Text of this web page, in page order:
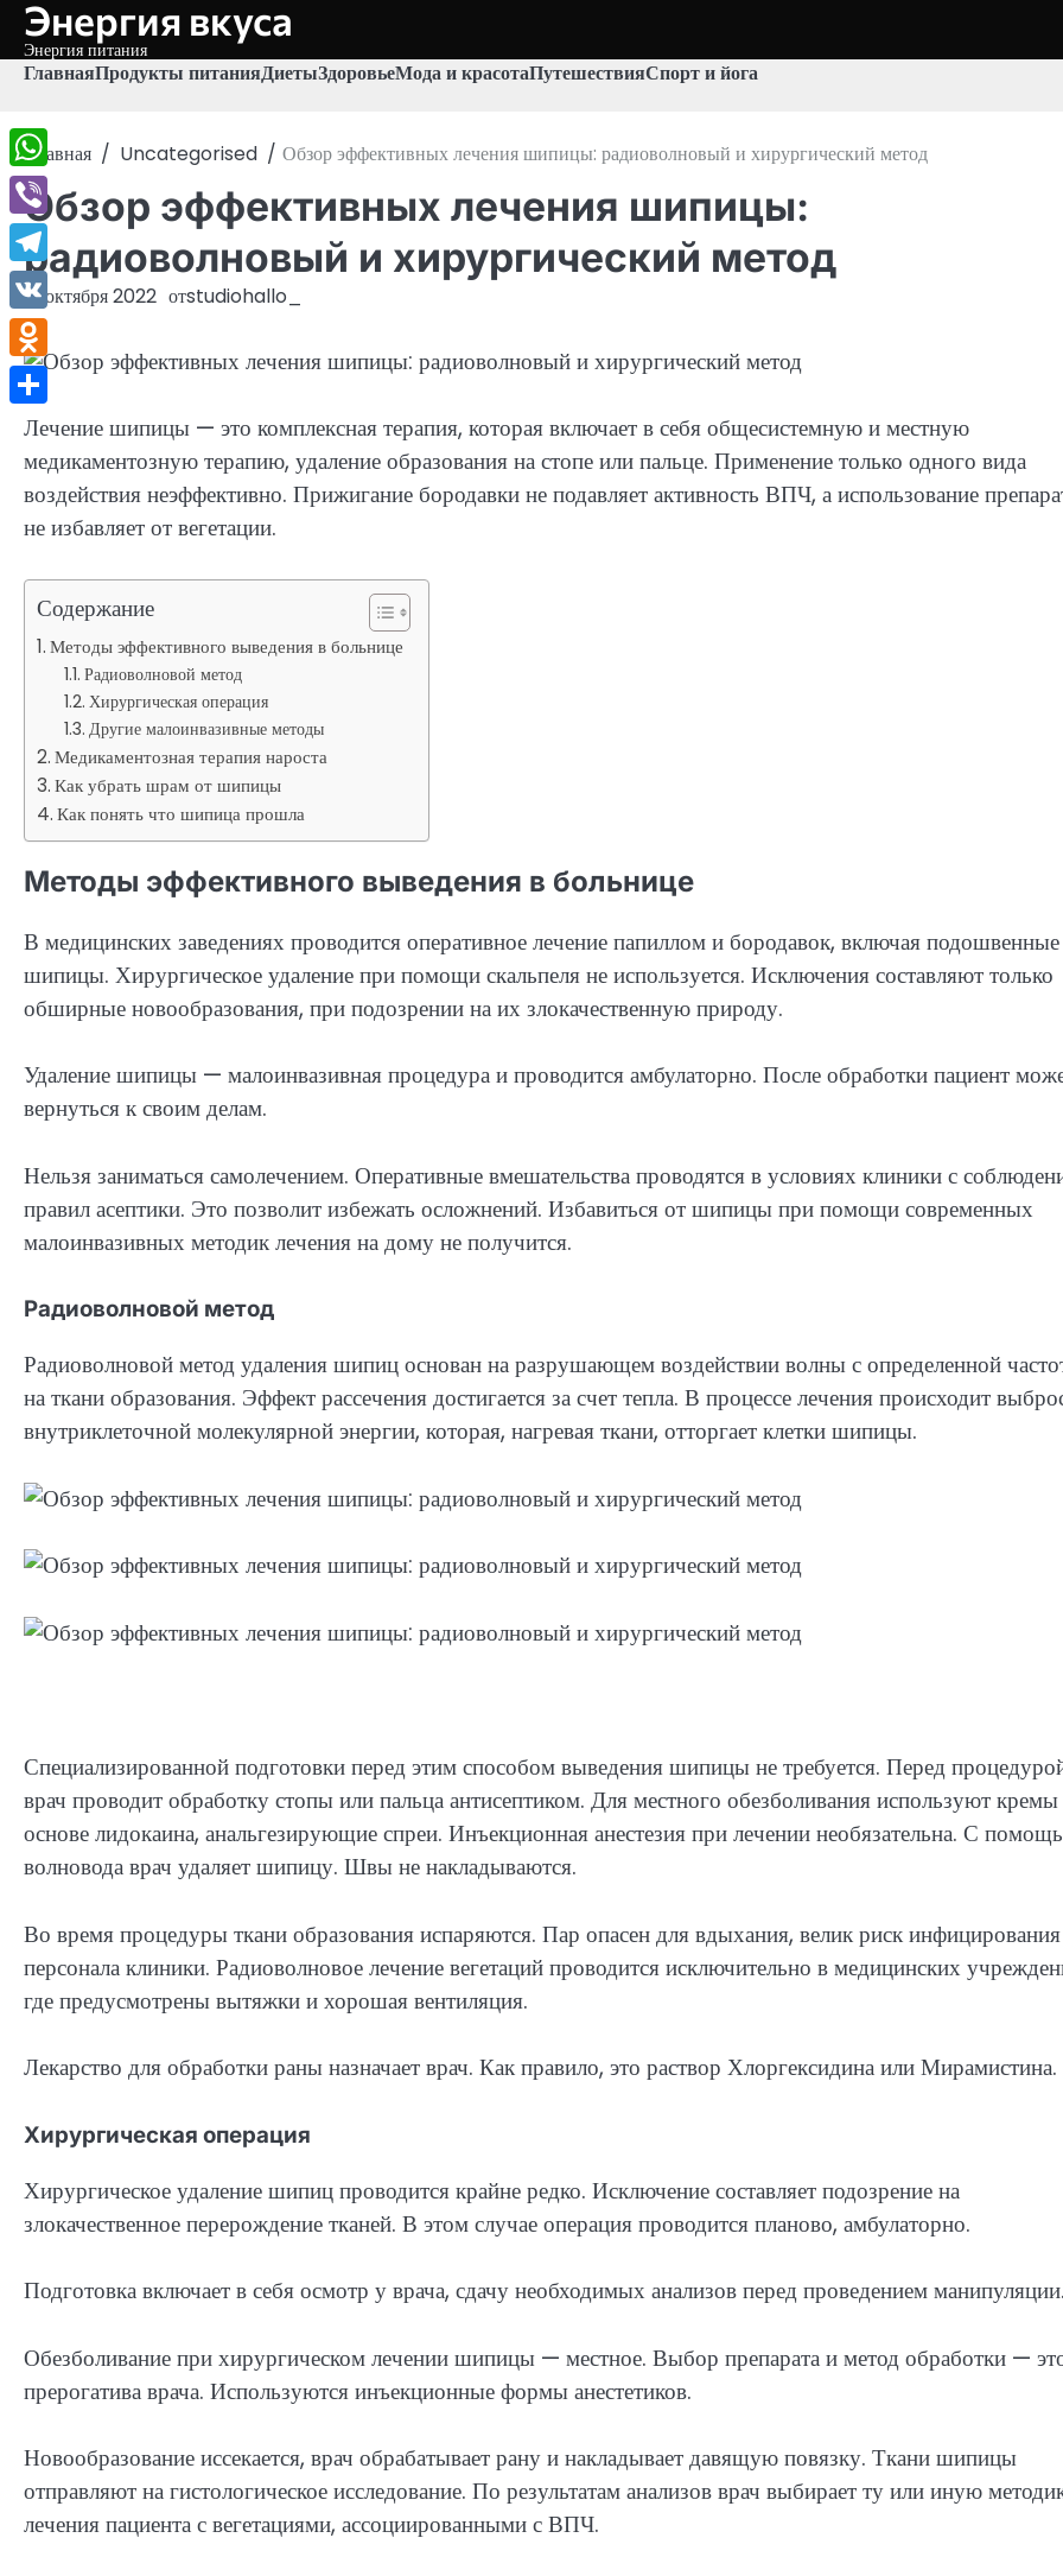
Перейти
содержимому
Энергия вкуса
Энергия питания
ГлавнаяПродукты питанияДиетыЗдоровьеМода и красотаПутешествияСпорт и йога
Главная Uncategorised Обзор эффективных лечения шипицы: радиоволновый и хирургический метод
Обзор эффективных лечения шипицы:
радиоволновый и хирургический метод
21 октября 2022 отstudiohallo_
Лечение шипицы — это комплексная терапия, которая включает в себя общесистемную и местную
медикаментозную терапию, удаление образования на стопе или пальце. Применение только одного вида
воздействия неэффективно. Прижигание бородавки не подавляет активность ВПЧ, а использование
не избавляет от вегетации.
Содержание
Методы эффективного выведения в больнице
Радиоволновой метод
Хирургическая операция
Другие малоинвазивные методы
Медикаментозная терапия нароста
Как убрать шрам от шипицы
Как понять что шипица прошла
Методы эффективного выведения в больнице
В медицинских заведениях проводится оперативное лечение папиллом и бородавок, включая подошвенные
шипицы. Хирургическое удаление при помощи скальпеля не используется. Исключения составляют только
обширные новообразования, при подозрении на их злокачественную природу.
Удаление шипицы — малоинвазивная процедура и проводится амбулаторно. После обработки пациент
вернуться к своим делам.
Нельзя заниматься самолечением. Оперативные вмешательства проводятся в условиях клиники с
правил асептики. Это позволит избежать осложнений. Избавиться от шипицы при помощи современных
малоинвазивных методик лечения на дому не получится.
Радиоволновой метод
Радиоволновой метод удаления шипиц основан на разрушающем воздействии волны с определенной
на ткани образования. Эффект рассечения достигается за счет тепла. В процессе лечения происходит
внутриклеточной молекулярной энергии, которая, нагревая ткани, отторгает клетки шипицы.
Специализированной подготовки перед этим способом выведения шипицы не требуется. Перед
врач проводит обработку стопы или пальца антисептиком. Для местного обезболивания используют
основе лидокаина, анальгезирующие спреи. Инъекционная анестезия при лечении необязательна. С
волновода врач удаляет шипицу. Швы не накладываются.
Во время процедуры ткани образования испаряются. Пар опасен для вдыхания, велик риск инфицирования
персонала клиники. Радиоволновое лечение вегетаций проводится исключительно в медицинских
где предусмотрены вытяжки и хорошая вентиляция.
Лекарство для обработки раны назначает врач. Как правило, это раствор Хлоргексидина или Мирамистина.
Хирургическая операция
Хирургическое удаление шипиц проводится крайне редко. Исключение составляет подозрение на
злокачественное перерождение тканей. В этом случае операция проводится планово, амбулаторно.
Подготовка включает в себя осмотр у врача, сдачу необходимых анализов перед проведением
Обезболивание при хирургическом лечении шипицы — местное. Выбор препарата и метод обработки —
прерогатива врача. Используются инъекционные формы анестетиков.
Новообразование иссекается, врач обрабатывает рану и накладывает давящую повязку. Ткани шипицы
отправляют на гистологическое исследование. По результатам анализов врач выбирает ту или иную
лечения пациента с вегетациями, ассоциированными с ВПЧ.
WhatsApp
Viber
Telegram
VK
Odnoklassniki
Отправить